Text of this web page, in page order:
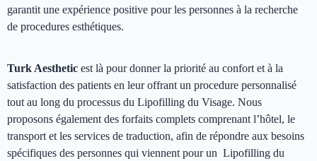
garantit une expérience positive pour les personnes à la recherche
de procedures esthétiques.
Turk Aesthetic est là pour donner la priorité au confort et à la
satisfaction des patients en leur offrant un procedure personnalisé
tout au long du processus du Lipofilling du Visage. Nous
proposons également des forfaits complets comprenant l’hôtel, le
transport et les services de traduction, afin de répondre aux besoins
spécifiques des personnes qui viennent pour un Lipofilling du